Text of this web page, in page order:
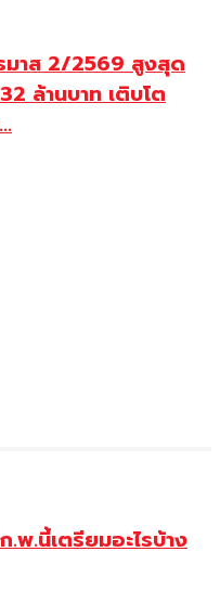
มาส 2/2569 สูงสุด
ล้านบาท เติบโต
.พ.นี้เตรียมอะไรบ้าง